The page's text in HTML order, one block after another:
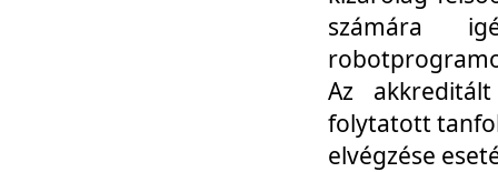
számára
Az
folytatott
elvégzése